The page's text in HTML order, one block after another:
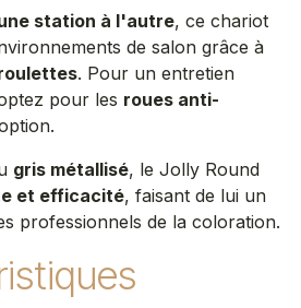
station à l'autre, ce chariot
de salon grâce à
. Pour un entretien
pour les roues anti-
gris métallisé, le Jolly Round
et efficacité, faisant de lui un
professionnels de la coloration.